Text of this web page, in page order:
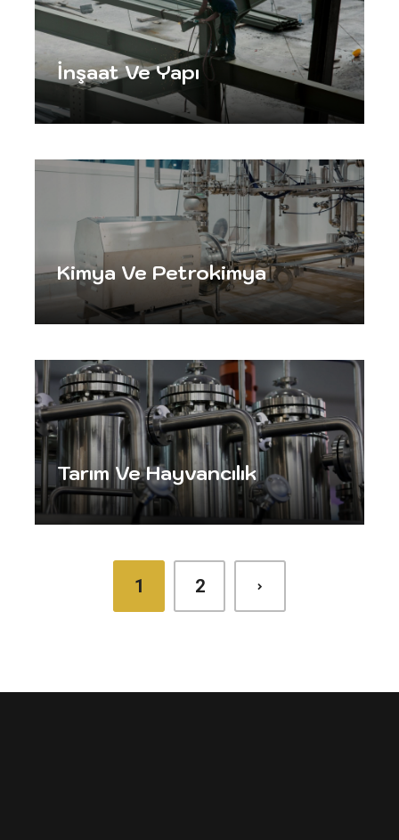
İnşaat Ve Yapı
Kimya Ve Petrokimya
Tarım Ve Hayvancılık
1 2